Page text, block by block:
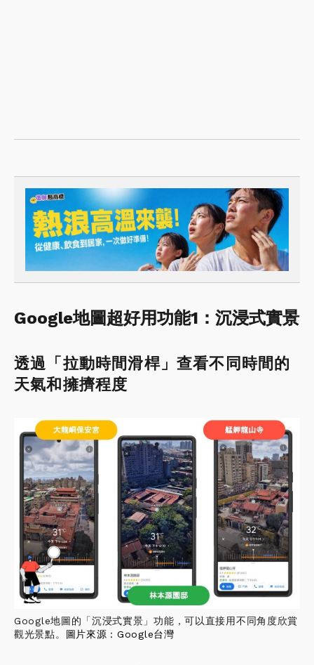
Google地圖超好用功能1：沉浸式實景
透過「拉動時間滑桿」查看不同時間的
天氣和擁擠程度
Google地圖的「沉浸式實景」功能，可以直接用不同角度欣賞
觀光景點。 圖片來源： Google台灣